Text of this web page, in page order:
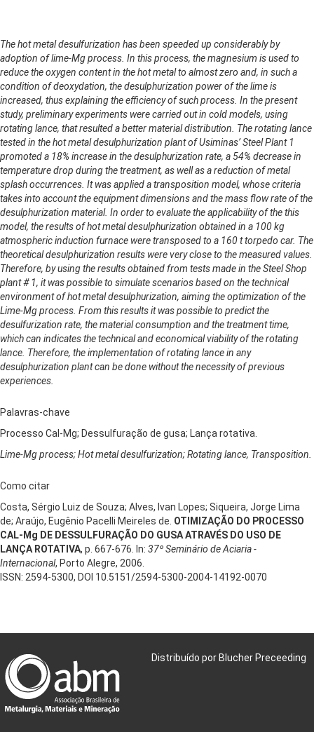
The hot metal desulfurization has been speeded up considerably by
adoption of lime-Mg process. In this process, the magnesium is used to
reduce the oxygen content in the hot metal to almost zero and, in such a
condition of deoxydation, the desulphurization power of the lime is
increased, thus explaining the efficiency of such process. In the present
study, preliminary experiments were carried out in cold models, using
rotating lance, that resulted a better material distribution. The rotating lance
tested in the hot metal desulphurization plant of Usiminas’ Steel Plant 1
promoted a 18% increase in the desulphurization rate, a 54% decrease in
temperature drop during the treatment, as well as a reduction of metal
splash occurrences. It was applied a transposition model, whose criteria
takes into account the equipment dimensions and the mass flow rate of the
desulphurization material. In order to evaluate the applicability of the this
model, the results of hot metal desulphurization obtained in a 100 kg
atmospheric induction furnace were transposed to a 160 t torpedo car. The
theoretical desulphurization results were very close to the measured values.
Therefore, by using the results obtained from tests made in the Steel Shop
plant # 1, it was possible to simulate scenarios based on the technical
environment of hot metal desulphurization, aiming the optimization of the
Lime-Mg process. From this results it was possible to predict the
desulfurization rate, the material consumption and the treatment time,
which can indicates the technical and economical viability of the rotating
lance. Therefore, the implementation of rotating lance in any
desulphurization plant can be done without the necessity of previous
experiences.
Palavras-chave
Processo Cal-Mg; Dessulfuração de gusa; Lança rotativa.
Lime-Mg process; Hot metal desulfurization; Rotating lance, Transposition.
Como citar
Costa, Sérgio Luiz de Souza; Alves, Ivan Lopes; Siqueira, Jorge Lima
de; Araújo, Eugênio Pacelli Meireles de. OTIMIZAÇÃO DO PROCESSO
CAL-Mg DE DESSULFURAÇÃO DO GUSA ATRAVÉS DO USO DE
LANÇA ROTATIVA, p. 667-676. In: 37º Seminário de Aciaria -
Internacional, Porto Alegre, 2006.
ISSN: 2594-5300, DOI 10.5151/2594-5300-2004-14192-0070
Distribuído por Blucher Preceeding